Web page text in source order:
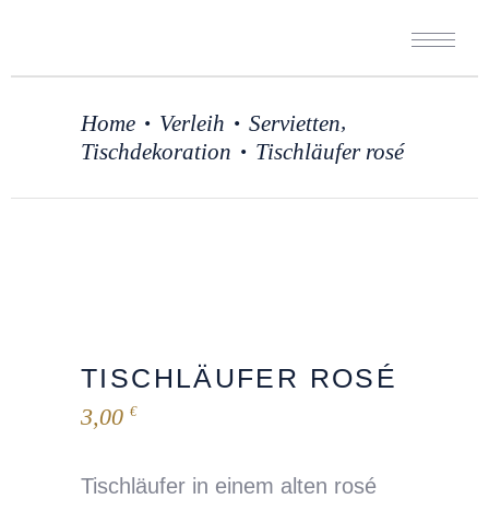
Home • Verleih • Servietten,
Tischdekoration • Tischläufer rosé
TISCHLÄUFER ROSÉ
3,00 €
Tischläufer in einem alten rosé